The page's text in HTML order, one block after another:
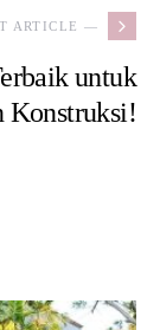
ARTICLE —
untuk
Konstruksi!